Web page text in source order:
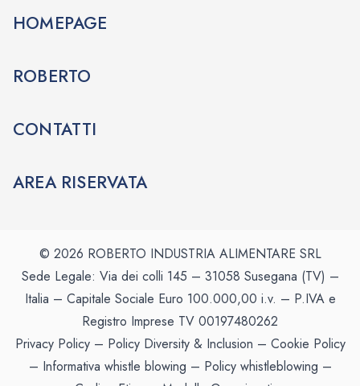
HOMEPAGE
ROBERTO
CONTATTI
AREA RISERVATA
© 2026 ROBERTO INDUSTRIA ALIMENTARE SRL
Sede Legale: Via dei colli 145 – 31058 Susegana (TV) –
Italia – Capitale Sociale Euro 100.000,00 i.v. – P.IVA e
Registro Imprese TV 00197480262
Privacy Policy– Policy Diversity & Inclusion – Cookie Policy
– Informativa whistle blowing – Policy whistleblowing –